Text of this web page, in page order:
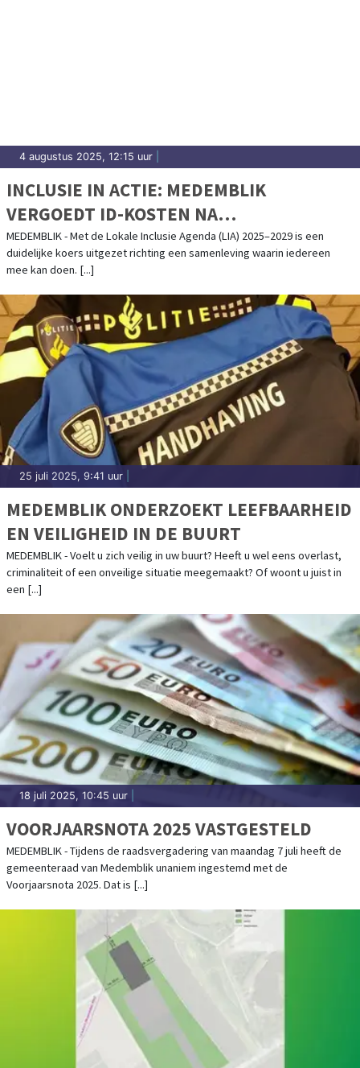
4 augustus 2025, 12:15 uur
INCLUSIE IN ACTIE: MEDEMBLIK
VERGOEDT ID-KOSTEN NA
GESLACHTSWIJZIGING
MEDEMBLIK - Met de Lokale Inclusie Agenda (LIA) 2025–2029 is een
duidelijke koers uitgezet richting een samenleving waarin iedereen
mee kan doen. [...]
25 juli 2025, 9:41 uur
MEDEMBLIK ONDERZOEKT LEEFBAARHEID
EN VEILIGHEID IN DE BUURT
MEDEMBLIK - Voelt u zich veilig in uw buurt? Heeft u wel eens overlast,
criminaliteit of een onveilige situatie meegemaakt? Of woont u juist in
een [...]
18 juli 2025, 10:45 uur
VOORJAARSNOTA 2025 VASTGESTELD
MEDEMBLIK - Tijdens de raadsvergadering van maandag 7 juli heeft de
gemeenteraad van Medemblik unaniem ingestemd met de
Voorjaarsnota 2025. Dat is [...]